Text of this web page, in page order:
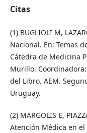
Citas
(1) BUGLIOLI M,
Nacional. En: Temas
Cátedra de Medicina
Murillo.
del Libro. AEM.
Uruguay.
(2) MARGOLIS E,
Atención Médica en